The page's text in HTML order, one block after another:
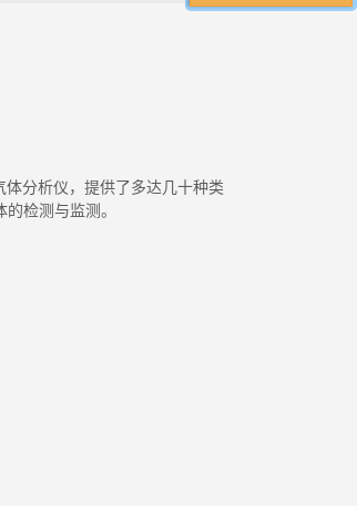
分析仪，提供了多达几十种类
检测与监测。